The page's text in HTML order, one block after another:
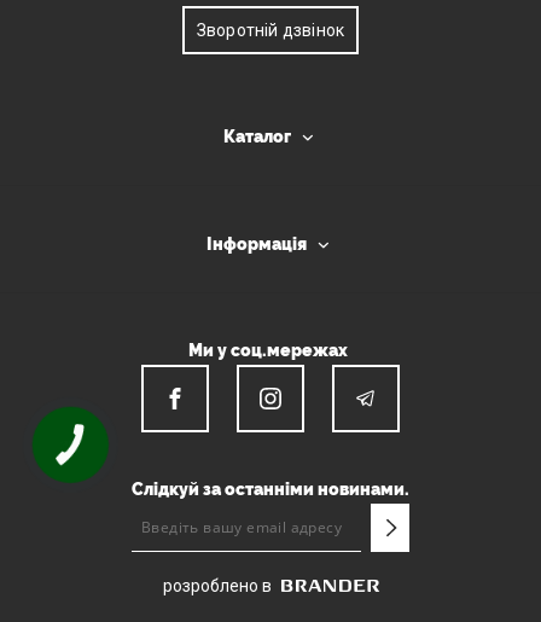
Зворотній дзвінок
Каталог
Інформація
Ми у соц.мережах
Слідкуй за останніми новинами.
розроблено в
КНОПКА
ЗВ'ЯЗКУ